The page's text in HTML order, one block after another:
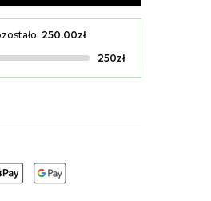
250.00zł
250zł